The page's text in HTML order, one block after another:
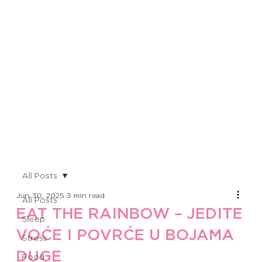
All Posts
Sleep
Stress
Food
All Posts
EAT THE RAINBOW – JEDITE
VOĆE I POVRĆE U BOJAMA
DUGE
Jun 30, 2025 3 min read